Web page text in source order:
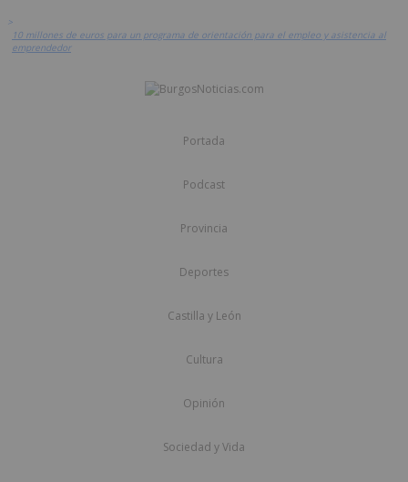
>
10 millones de euros para un programa de orientación para el empleo y asistencia al
emprendedor
Portada
Podcast
Provincia
Deportes
Castilla y León
Cultura
Opinión
Sociedad y Vida